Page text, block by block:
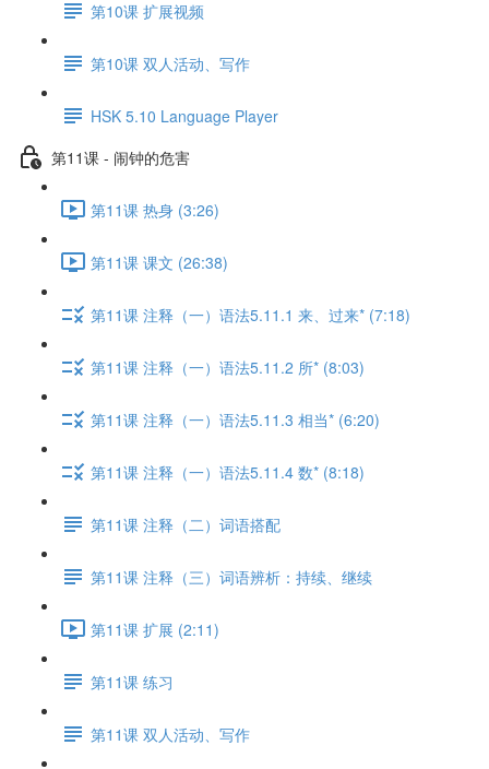
第10课 扩展视频
第10课 双人活动、写作
HSK 5.10 Language Player
第11课 - 闹钟的危害
第11课 热身 (3:26)
第11课 课文 (26:38)
第11课 注释（一）语法5.11.1 来、过来* (7:18)
第11课 注释（一）语法5.11.2 所* (8:03)
第11课 注释（一）语法5.11.3 相当* (6:20)
第11课 注释（一）语法5.11.4 数* (8:18)
第11课 注释（二）词语搭配
第11课 注释（三）词语辨析：持续、继续
第11课 扩展 (2:11)
第11课 练习
第11课 双人活动、写作